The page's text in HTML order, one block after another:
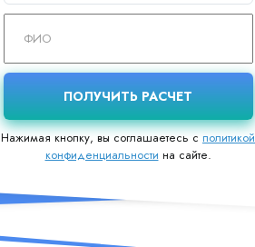
Нажимая кнопку, вы соглашаетесь сполитикой
конфиденциальности на сайте.